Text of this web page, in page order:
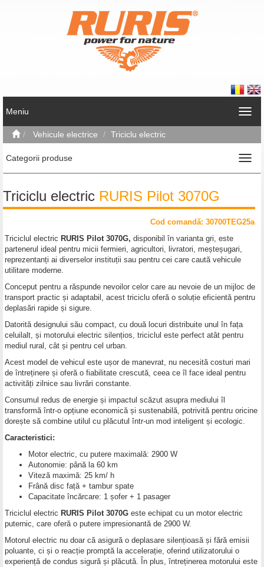
Meniu
Vehicule electrice Triciclu electric
Categorii produse
Triciclu electric RURIS Pilot 3070G
Cod comandă: 30700TEG25a
Triciclul electric RURIS Pilot 3070G, disponibil în varianta gri, este
partenerul ideal pentru micii fermieri, agricultori, livratori, meșteșugari,
reprezentanți ai diverselor instituții sau pentru cei care caută vehicule
utilitare moderne.
Conceput pentru a răspunde nevoilor celor care au nevoie de un mijloc de
transport practic și adaptabil, acest triciclu oferă o soluție eficientă pentru
deplasări rapide și sigure.
Datorită designului său compact, cu două locuri distribuite unul în fața
celuilalt, și motorului electric silențios, triciclul este perfect atât pentru
mediul rural, cât și pentru cel urban.
Acest model de vehicul este ușor de manevrat, nu necesită costuri mari
de întreținere și oferă o fiabilitate crescută, ceea ce îl face ideal pentru
activități zilnice sau livrări constante.
Consumul redus de energie și impactul scăzut asupra mediului îl
transformă într-o opțiune economică și sustenabilă, potrivită pentru oricine
dorește să combine utilul cu plăcutul într-un mod inteligent și ecologic.
Caracteristici:
Motor electric, cu putere maximală: 2900 W
Autonomie: până la 60 km
Viteză maximă: 25 km/ h
Frână disc față + tambur spate
Capacitate încărcare: 1 șofer + 1 pasager
Triciclul electric RURIS Pilot 3070G este echipat cu un motor electric
puternic, care oferă o putere impresionantă de 2900 W.
Motorul electric nu doar că asigură o deplasare silențioasă și fără emisii
poluante, ci și o reacție promptă la accelerație, oferind utilizatorului o
experiență de condus sigură și plăcută. În plus, întreținerea motorului este